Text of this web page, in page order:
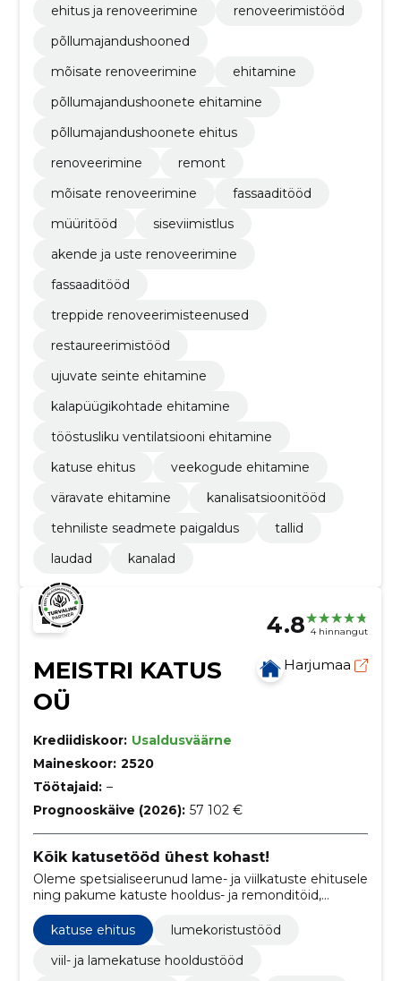
ehitus ja renoveerimine
renoveerimistööd
põllumajandushooned
mõisate renoveerimine
ehitamine
põllumajandushoonete ehitamine
põllumajandushoonete ehitus
renoveerimine
remont
mõisate renoveerimine
fassaaditööd
müüritööd
siseviimistlus
akende ja uste renoveerimine
fassaaditööd
treppide renoveerimisteenused
restaureerimistööd
ujuvate seinte ehitamine
kalapüügikohtade ehitamine
tööstusliku ventilatsiooni ehitamine
katuse ehitus
veekogude ehitamine
väravate ehitamine
kanalisatsioonitööd
tehniliste seadmete paigaldus
tallid
laudad
kanalad
4.8 4 hinnangut
MEISTRI KATUS
OÜ
Harjumaa
Krediidiskoor: Usaldusväärne
Maineskoor: 2520
Töötajaid: –
Prognooskäive (2026): 57 102 €
Kõik katusetööd ühest kohast!
Oleme spetsialiseerunud lame- ja viilkatuste ehitusele
ning pakume katuste hooldus- ja remonditöid,
seisukorra kontrolli.
katuse ehitus
lumekoristustööd
viil- ja lamekatuse hooldustööd